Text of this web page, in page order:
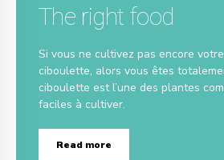
The right food
Si vous ne cultivez pas encore
ciboulette, alors vous êtes
ciboulette est l’une des plantes
faciles à cultiver.
Read more